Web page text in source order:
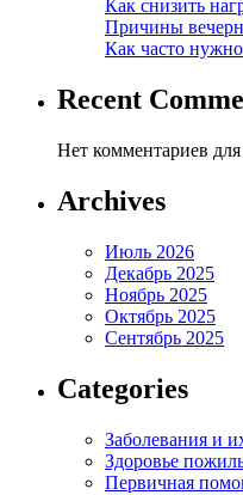
Как снизить
Причины
Как часто нужно
Recent
Нет комментариев
Archives
Июль 2026
Декабрь 2025
Ноябрь 2025
Октябрь 2025
Сентябрь 2025
Categories
Заболевания и
Здоровье
Первичная